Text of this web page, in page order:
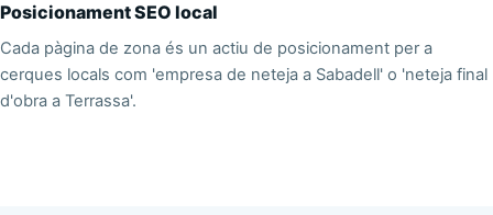
Posicionament SEO local
Cada pàgina de zona és un actiu de posicionament per a
cerques locals com 'empresa de neteja a Sabadell' o 'neteja final
d'obra a Terrassa'.